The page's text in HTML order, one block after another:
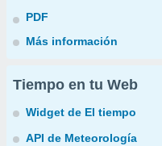
PDF
Más información
Tiempo en tu Web
Widget de El tiempo
API de Meteorología